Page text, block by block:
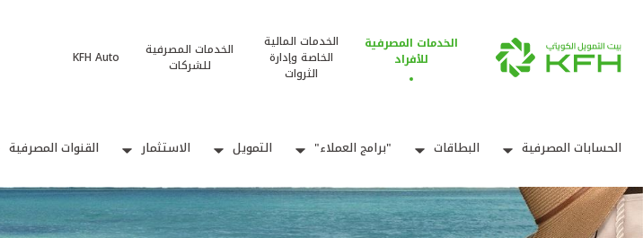
الخدمات المصرفية
للأفراد
الخدمات المالية
الخاصة وإدارة
الثروات
الخدمات المصرفية
للشركات
KFH Auto
الحسابات المصرفية البطاقات "برامج العملاء" التمويل الاستثمار القنوات المصرفية